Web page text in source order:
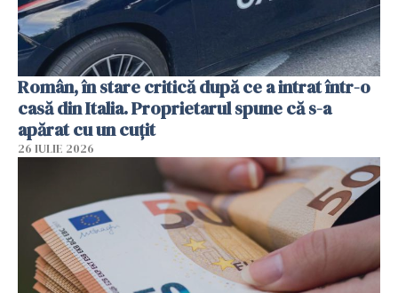
Român, în stare critică după ce a intrat într-o
casă din Italia. Proprietarul spune că s-a
apărat cu un cuțit
26 IULIE 2026